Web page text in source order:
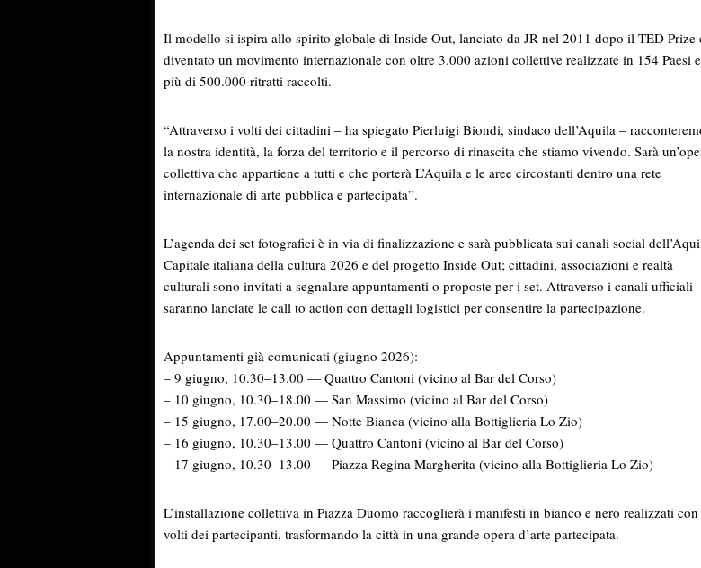
Il modello si ispira allo spirito globale di Inside Out, lanciato da JR nel 2011 dopo il TED Prize
diventato un movimento internazionale con oltre 3.000 azioni collettive realizzate in 154 Paesi e
più di 500.000 ritratti raccolti.
“Attraverso i volti dei cittadini – ha spiegato Pierluigi Biondi, sindaco dell’Aquila –
la nostra identità, la forza del territorio e il percorso di rinascita che stiamo vivendo. Sarà
collettiva che appartiene a tutti e che porterà L’Aquila e le aree circostanti dentro una rete
internazionale di arte pubblica e partecipata”.
L’agenda dei set fotografici è in via di finalizzazione e sarà pubblicata sui canali social
Capitale italiana della cultura 2026 e del progetto Inside Out; cittadini, associazioni e realtà
culturali sono invitati a segnalare appuntamenti o proposte per i set. Attraverso i canali ufficiali
saranno lanciate le call to action con dettagli logistici per consentire la partecipazione.
Appuntamenti già comunicati (giugno 2026):
– 9 giugno, 10.30–13.00 — Quattro Cantoni (vicino al Bar del Corso)
– 10 giugno, 10.30–18.00 — San Massimo (vicino al Bar del Corso)
– 15 giugno, 17.00–20.00 — Notte Bianca (vicino alla Bottiglieria Lo Zio)
– 16 giugno, 10.30–13.00 — Quattro Cantoni (vicino al Bar del Corso)
– 17 giugno, 10.30–13.00 — Piazza Regina Margherita (vicino alla Bottiglieria Lo Zio)
L’installazione collettiva in Piazza Duomo raccoglierà i manifesti in bianco e nero realizzati
volti dei partecipanti, trasformando la città in una grande opera d’arte partecipata.